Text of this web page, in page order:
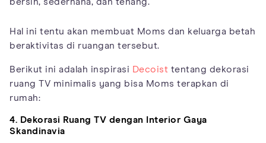
Hal ini tentu akan membuat Moms dan keluarga betah
beraktivitas di ruangan tersebut.
Berikut ini adalah inspirasi Decoist tentang dekorasi
ruang TV minimalis yang bisa Moms terapkan di
rumah:
4. Dekorasi Ruang TV dengan Interior Gaya
Skandinavia